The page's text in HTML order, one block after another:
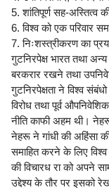
5. शांतिपूर्ण सह-अस्तित्व
6. विश्व को एक परिवार
7. निःशस्त्रीकरण का
गुटनिरपेक्ष भारत तथा
बरकरार रखने तथा
गुटनिरपेक्षता ने विश्व
विरोध तथा पूर्व
नीति काफी अहम थी।
नेहरू ने गांधी की अहिंसा
समाहित करने के लिए
की विचारध रा को अपने
उद्देश्य के तौर पर इसको